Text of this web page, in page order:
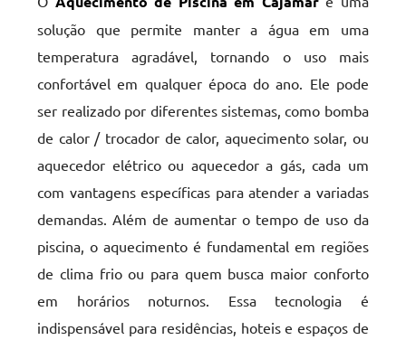
solução que permite manter a água em uma
temperatura agradável, tornando o uso mais
confortável em qualquer época do ano. Ele pode
ser realizado por diferentes sistemas, como bomba
de calor / trocador de calor, aquecimento solar, ou
aquecedor elétrico ou aquecedor a gás, cada um
com vantagens específicas para atender a variadas
demandas. Além de aumentar o tempo de uso da
piscina, o aquecimento é fundamental em regiões
de clima frio ou para quem busca maior conforto
em horários noturnos. Essa tecnologia é
indispensável para residências, hoteis e espaços de